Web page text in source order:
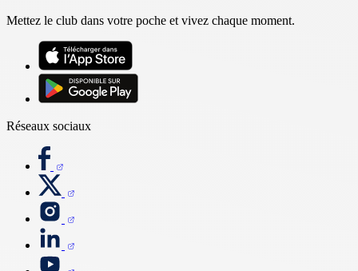
Mettez le club dans votre poche et vivez chaque moment.
Réseaux sociaux